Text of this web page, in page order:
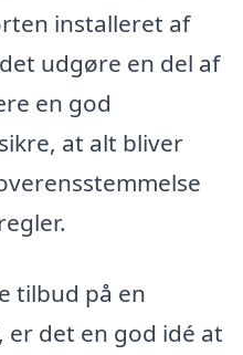
installeret af
udgøre en del af
en god
at alt bliver
tilbud på en
, er det en god idé at